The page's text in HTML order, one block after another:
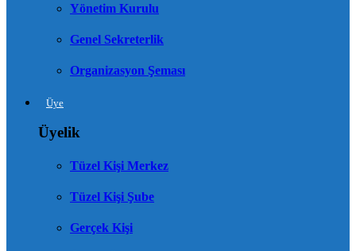
Yönetim Kurulu
Genel Sekreterlik
Organizasyon Şeması
Üye
Üyelik
Tüzel Kişi Merkez
Tüzel Kişi Şube
Gerçek Kişi